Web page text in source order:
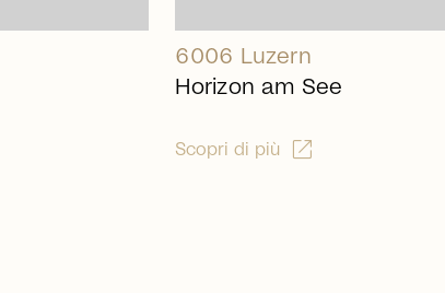
6006 Luzern
Horizon am See
Scopri di più open_in_new